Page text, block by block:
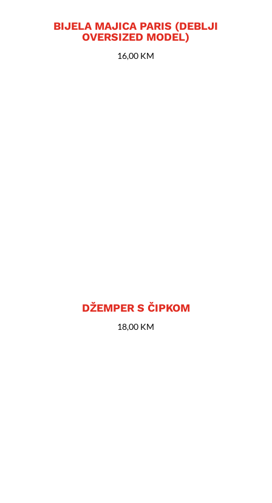
BIJELA MAJICA PARIS (DEBLJI
OVERSIZED MODEL)
16,00 KM
DŽEMPER S ČIPKOM
18,00 KM